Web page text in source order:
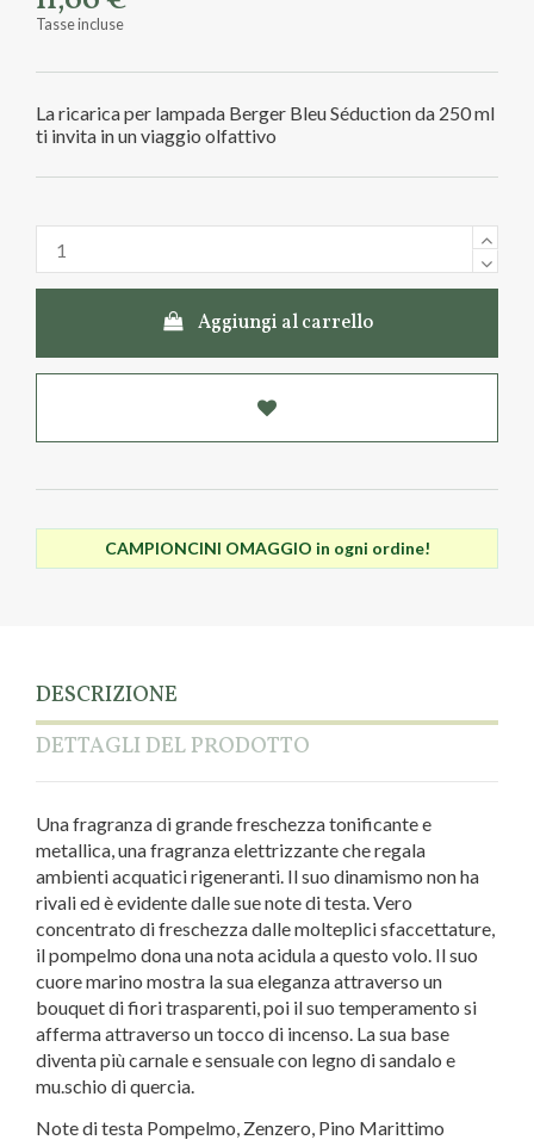
Tasse incluse
La ricarica per lampada Berger Bleu Séduction da 250 ml
ti invita in un viaggio olfattivo
Aggiungi al carrello
CAMPIONCINI OMAGGIO in ogni ordine!
DESCRIZIONE
DETTAGLI DEL PRODOTTO
Una fragranza di grande freschezza tonificante e
metallica, una fragranza elettrizzante che regala
ambienti acquatici rigeneranti. Il suo dinamismo non ha
rivali ed è evidente dalle sue note di testa. Vero
concentrato di freschezza dalle molteplici sfaccettature,
il pompelmo dona una nota acidula a questo volo. Il suo
cuore marino mostra la sua eleganza attraverso un
bouquet di fiori trasparenti, poi il suo temperamento si
afferma attraverso un tocco di incenso. La sua base
diventa più carnale e sensuale con legno di sandalo e
mu.schio di quercia.
Note di testa Pompelmo, Zenzero, Pino Marittimo